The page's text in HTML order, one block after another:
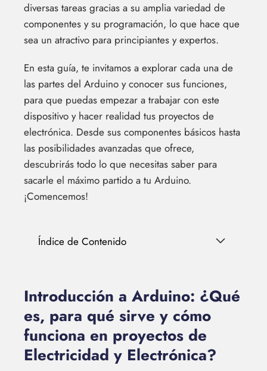
diversas tareas gracias a su amplia variedad de
componentes y su programación, lo que hace que
sea un atractivo para principiantes y expertos.
En esta guía, te invitamos a explorar cada una de
las partes del Arduino y conocer sus funciones,
para que puedas empezar a trabajar con este
dispositivo y hacer realidad tus proyectos de
electrónica. Desde sus componentes básicos hasta
las posibilidades avanzadas que ofrece,
descubrirás todo lo que necesitas saber para
sacarle el máximo partido a tu Arduino.
¡Comencemos!
Índice de Contenido
Introducción a Arduino: ¿Qué
es, para qué sirve y cómo
funciona en proyectos de
Electricidad y Electrónica?